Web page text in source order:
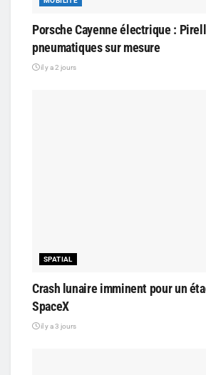
Porsche Cayenne électrique :
pneumatiques sur mesure
il y a 2 jours
SPATIAL
Crash lunaire imminent pour un
SpaceX
il y a 3 jours